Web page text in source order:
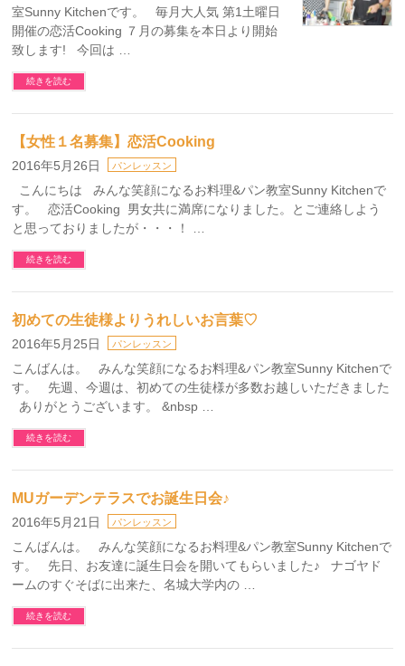
室Sunny Kitchenです。 毎月大人気 第1土曜日
開催の恋活Cooking ７月の募集を本日より開始
致します! 今回は …
続きを読む
【女性１名募集】恋活Cooking
2016年5月26日 パンレッスン
こんにちは みんな笑顔になるお料理&パン教室Sunny Kitchenで
す。 恋活Cooking 男女共に満席になりました。とご連絡しよう
と思っておりましたが・・・！ …
続きを読む
初めての生徒様よりうれしいお言葉♡
2016年5月25日 パンレッスン
こんばんは。 みんな笑顔になるお料理&パン教室Sunny Kitchenで
す。 先週、今週は、初めての生徒様が多数お越しいただきました
ありがとうございます。 &nbsp …
続きを読む
MUガーデンテラスでお誕生日会♪
2016年5月21日 パンレッスン
こんばんは。 みんな笑顔になるお料理&パン教室Sunny Kitchenで
す。 先日、お友達に誕生日会を開いてもらいました♪ ナゴヤド
ームのすぐそばに出来た、名城大学内の …
続きを読む